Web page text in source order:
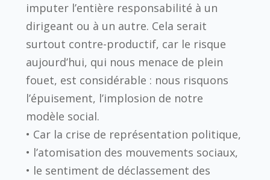
imputer l’entière responsabilité à un
dirigeant ou à un autre. Cela serait
surtout contre-productif, car le risque
aujourd’hui, qui nous menace de plein
fouet, est considérable : nous risquons
l’épuisement, l’implosion de notre
modèle social.
• Car la crise de représentation politique,
• l’atomisation des mouvements sociaux,
• le sentiment de déclassement des